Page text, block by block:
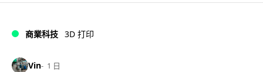
商業科技 3D 打印
Vin 1 日